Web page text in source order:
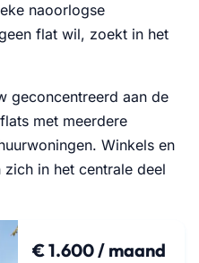
naoorlogse
flat wil, zoekt in het
geconcentreerd aan de
met meerdere
Winkels en
in het centrale deel
€ 1.600 / maand